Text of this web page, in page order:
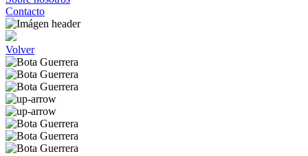
Contacto
Volver